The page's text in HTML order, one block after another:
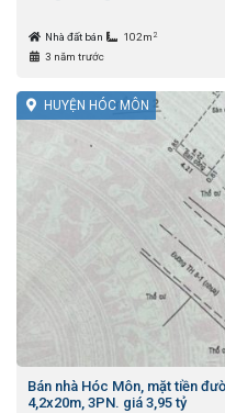
Nhà đất bán 102m 2
3 năm trước
HUYỆN HÓC MÔN
Bán nhà Hóc Môn, mặt tiền
4,2x20m, 3PN. giá 3,95 tỷ